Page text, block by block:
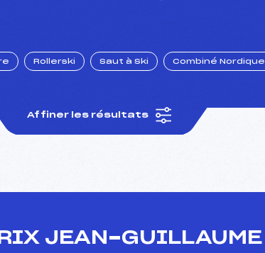
Rollerski Saut à Ski Combiné Nordique
Affiner les résultats
JEAN-GUILLAUME